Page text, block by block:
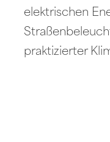
elektrischen
praktizierter